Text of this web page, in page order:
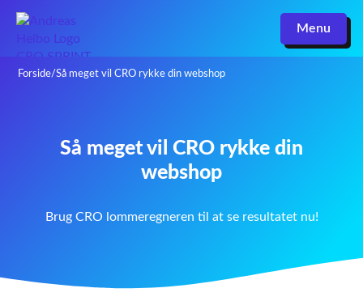
Menu
Forside/Så meget vil CRO rykke din webshop
Så meget vil CRO rykke din
webshop
Brug CRO lommeregneren til at se resultatet nu!